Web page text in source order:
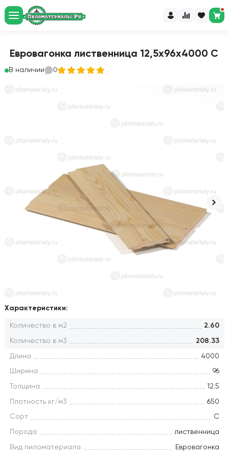
Евровагонка лиственница 12,5х96х4000 С
В наличии 0
Характеристики:
Количество в м2 2.60
Количество в м3 208.33
Длина 4000
Ширина 96
Толщина 12.5
Плотность кг/м3 650
Сорт С
Порода лиственница
Вид пиломатериала Евровагонка